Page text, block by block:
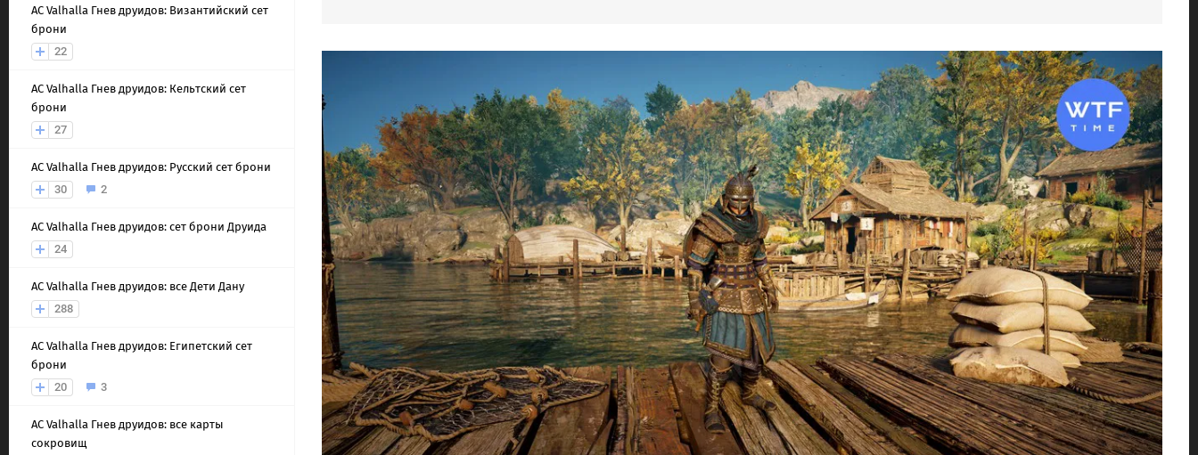
AС Valhalla Гнев друидов: Византийский сет
брони
22
AС Valhalla Гнев друидов: Кельтский сет
брони
27
AС Valhalla Гнев друидов: Русский сет брони
30
2
AС Valhalla Гнев друидов: сет брони Друида
24
AС Valhalla Гнев друидов: все Дети Дану
288
AС Valhalla Гнев друидов: Египетский сет
брони
20
3
AС Valhalla Гнев друидов: все карты
сокровищ